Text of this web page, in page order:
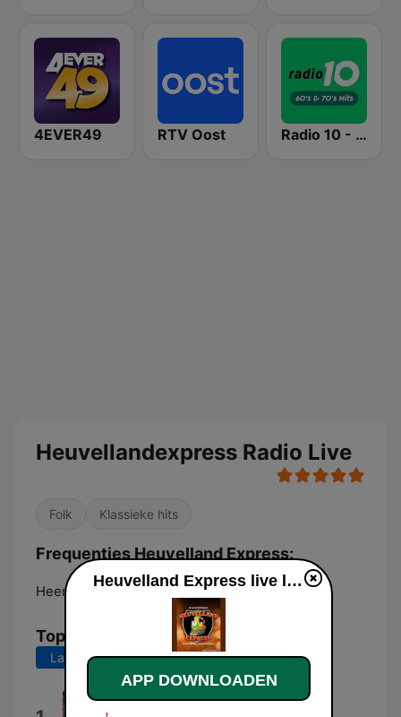
4EVER49 RTV Oost Radio 10 - 60s & 70s Hits
Heuvellandexpress Radio Live
Folk Klassieke hits
Frequenties Heuvelland Express:
Heerlen: Online
Top nummers
Laatste 7 dagen Laatste 30 dagen
Heuvelland Express live luisteren
APP DOWNLOADEN